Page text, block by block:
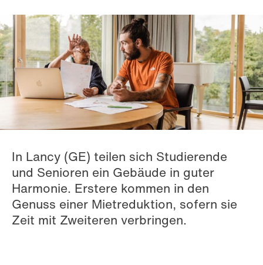
In Lancy (GE) teilen sich Studierende
und Senioren ein Gebäude in guter
Harmonie. Erstere kommen in den
Genuss einer Mietreduktion, sofern sie
Zeit mit Zweiteren verbringen.